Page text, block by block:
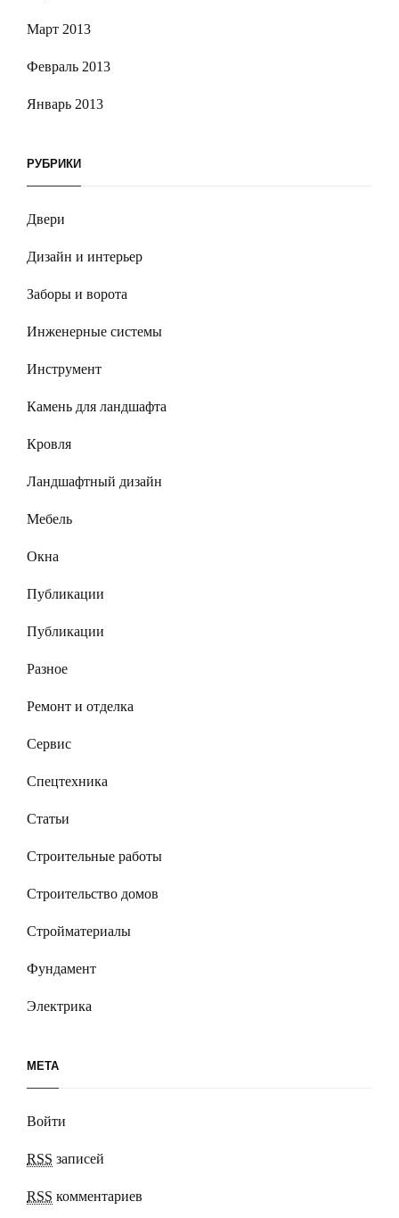
Март 2013
Февраль 2013
Январь 2013
РУБРИКИ
Двери
Дизайн и интерьер
Заборы и ворота
Инженерные системы
Инструмент
Камень для ландшафта
Кровля
Ландшафтный дизайн
Мебель
Окна
Публикации
Публикации
Разное
Ремонт и отделка
Сервис
Спецтехника
Статьи
Строительные работы
Строительство домов
Стройматериалы
Фундамент
Электрика
МЕТА
Войти
RSS записей
RSS комментариев